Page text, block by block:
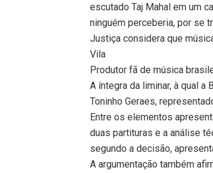
escutado Taj Mahal em um
ninguém perceberia, por se
Justiça considera que
Vila
Produtor fã de música
A íntegra da liminar, à qual
Toninho Geraes,
Entre os elementos
duas partituras e a análise
segundo a decisão,
A argumentação também